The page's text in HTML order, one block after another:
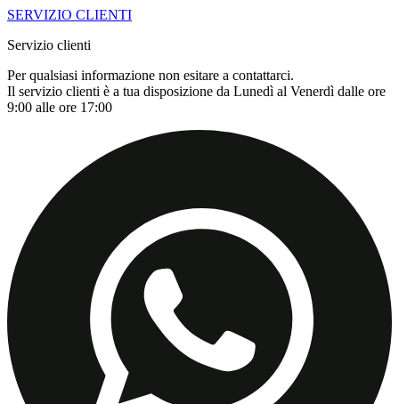
SERVIZIO CLIENTI
Servizio clienti
Per qualsiasi informazione non esitare a contattarci.
Il servizio clienti è a tua disposizione da Lunedì al Venerdì dalle ore
9:00 alle ore 17:00